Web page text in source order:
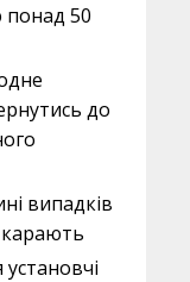
понад 50
до
випадків